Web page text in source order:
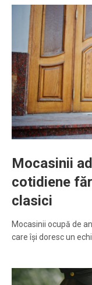
Mocasinii
cotidiene
clasici
Mocasinii ocupă de
care își doresc un